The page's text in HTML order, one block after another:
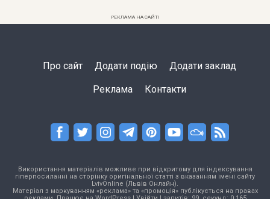
РЕКЛАМА НА САЙТІ
Про сайт Додати подію Додати заклад
Реклама Контакти
Використання матеріалів можливе при відкритому для індексування
гіперпосиланні на сторінку оригінальної статті з вказанням імені сайту
LvivOnline (Львів Онлайн).
Матеріал з маркуванням «реклама» та «промоція» публікується на правах